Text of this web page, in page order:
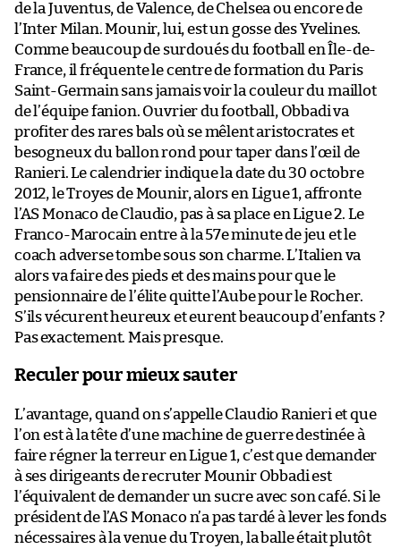
de la Juventus, de Valence, de Chelsea ou encore de
l’Inter Milan. Mounir, lui, est un gosse des Yvelines.
Comme beaucoup de surdoués du football en Île-de-
France, il fréquente le centre de formation du Paris
Saint-Germain sans jamais voir la couleur du maillot
de l’équipe fanion. Ouvrier du football, Obbadi va
profiter des rares bals où se mêlent aristocrates et
besogneux du ballon rond pour taper dans l’œil de
Ranieri. Le calendrier indique la date du 30 octobre
2012, le Troyes de Mounir, alors en Ligue 1, affronte
l’AS Monaco de Claudio, pas à sa place en Ligue 2. Le
Franco-Marocain entre à la 57e minute de jeu et le
coach adverse tombe sous son charme. L’Italien va
alors va faire des pieds et des mains pour que le
pensionnaire de l’élite quitte l’Aube pour le Rocher.
S’ils vécurent heureux et eurent beaucoup d’enfants ?
Pas exactement. Mais presque.
Reculer pour mieux sauter
L’avantage, quand on s’appelle Claudio Ranieri et que
l’on est à la tête d’une machine de guerre destinée à
faire régner la terreur en Ligue 1, c’est que demander
à ses dirigeants de recruter Mounir Obbadi est
l’équivalent de demander un sucre avec son café. Si le
président de l’AS Monaco n’a pas tardé à lever les fonds
nécessaires à la venue du Troyen, la balle était plutôt